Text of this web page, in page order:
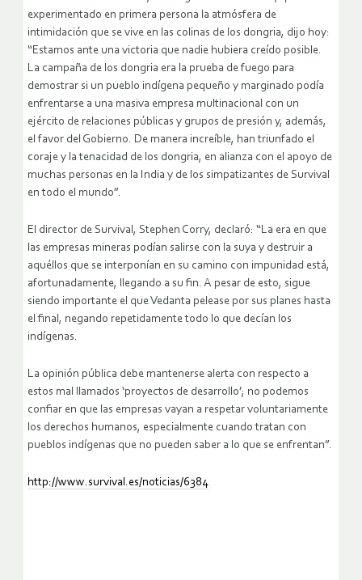
experimentado en primera persona la atmósfera de
intimidación que se vive en las colinas de los dongria, dijo hoy:
“Estamos ante una victoria que nadie hubiera creído posible.
La campaña de los dongria era la prueba de fuego para
demostrar si un pueblo indígena pequeño y marginado podía
enfrentarse a una masiva empresa multinacional con un
ejército de relaciones públicas y grupos de presión y, además,
el favor del Gobierno. De manera increíble, han triunfado el
coraje y la tenacidad de los dongria, en alianza con el apoyo de
muchas personas en la India y de los simpatizantes de Survival
en todo el mundo”.
El director de Survival, Stephen Corry, declaró: “La era en que
las empresas mineras podían salirse con la suya y destruir a
aquéllos que se interponían en su camino con impunidad está,
afortunadamente, llegando a su fin. A pesar de esto, sigue
siendo importante el que Vedanta pelease por sus planes hasta
el final, negando repetidamente todo lo que decían los
indígenas.
La opinión pública debe mantenerse alerta con respecto a
estos mal llamados ‘proyectos de desarrollo’; no podemos
confiar en que las empresas vayan a respetar voluntariamente
los derechos humanos, especialmente cuando tratan con
pueblos indígenas que no pueden saber a lo que se enfrentan”.
http://www.survival.es/noticias/6384